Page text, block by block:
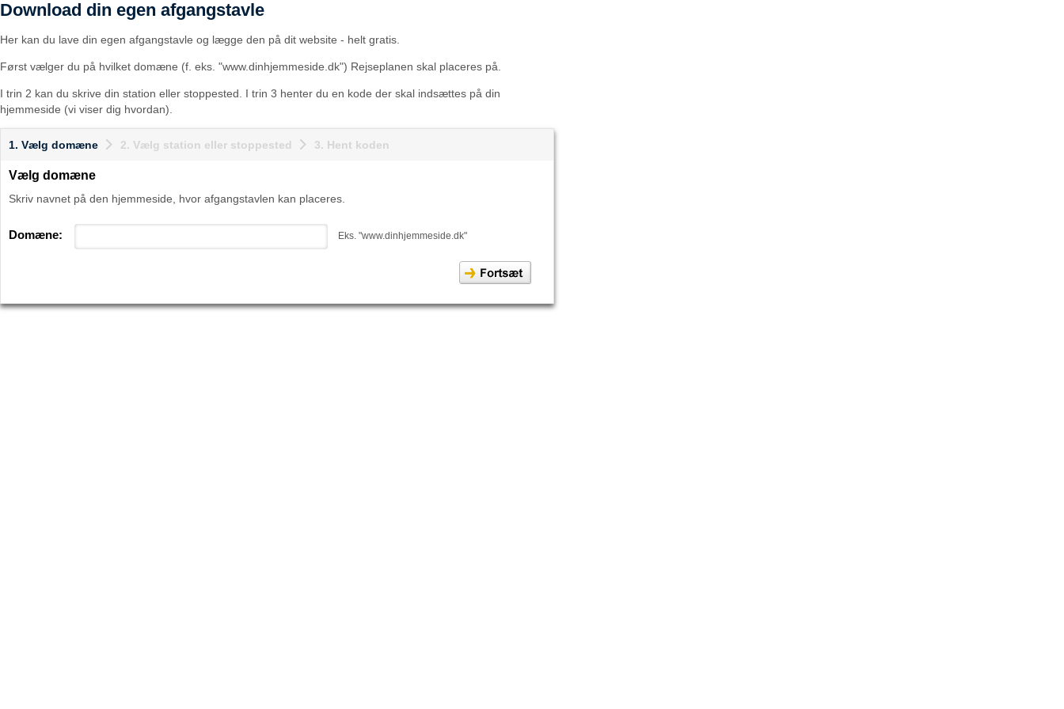
Download din egen afgangstavle
Her kan du lave din egen afgangstavle og lægge den på dit website - helt gratis.
Først vælger du på hvilket domæne (f. eks. "www.dinhjemmeside.dk") Rejseplanen skal placeres på.
I trin 2 kan du skrive din station eller stoppested. I trin 3 henter du en kode der skal indsættes på din
hjemmeside (vi viser dig hvordan).
1. Vælg domæne 2. Vælg station eller stoppested 3. Hent koden
Vælg domæne
Skriv navnet på den hjemmeside, hvor afgangstavlen kan placeres.
Domæne: Eks. "www.dinhjemmeside.dk"